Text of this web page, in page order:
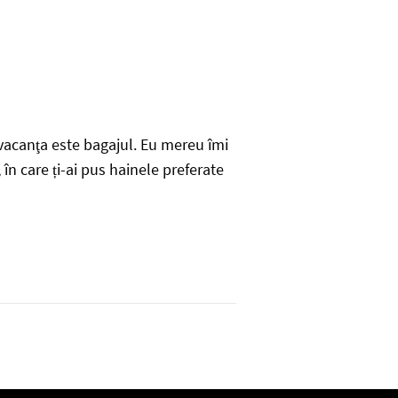
este bagajul. Eu mereu îmi
care ți-ai pus hainele preferate